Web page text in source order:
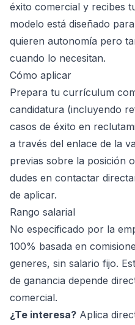
éxito comercial y recibes
modelo está diseñado
quieren autonomía pero
cuando lo necesitan.
Cómo aplicar
Prepara tu currículum
candidatura (incluyendo
casos de éxito en
a través del enlace de la
previas sobre la posición
dudes en contactar
de aplicar.
Rango salarial
No especificado por la
100% basada en
generes, sin salario fijo.
de ganancia depende
comercial.
¿Te interesa? Aplica